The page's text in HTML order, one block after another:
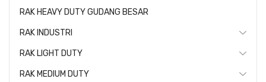
RAK HEAVY DUTY GUDANG BESAR
RAK INDUSTRI
RAK LIGHT DUTY
RAK MEDIUM DUTY